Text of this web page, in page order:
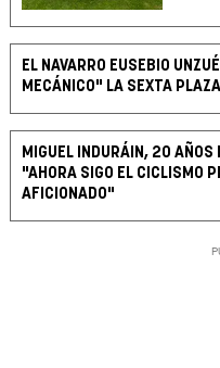
EL NAVARRO EUSEBIO
MECÁNICO" LA SEXTA
MIGUEL INDURÁIN, 20
"AHORA SIGO EL CICLISMO
AFICIONADO"